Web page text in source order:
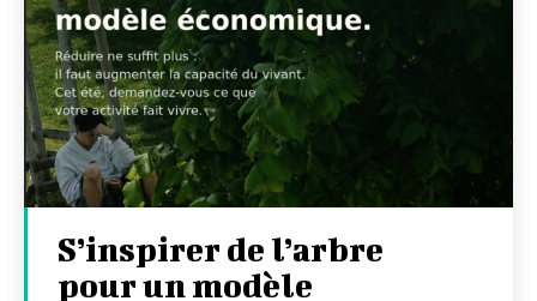
S’inspirer de l’arbre
pour un modèle